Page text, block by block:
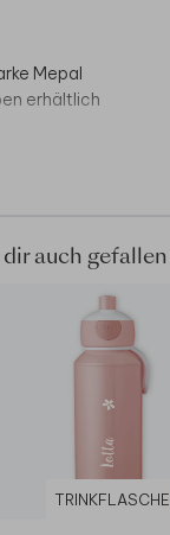
Mepal
erhältlich
zum Halten der
ml
28 x 90 mm
x 155 mm
auch gefallen
TRINKFLASCHE